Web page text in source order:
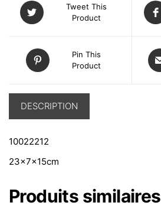
Tweet This
Product
Pin This
Product
DESCRIPTION
10022212
23x7x15cm
Produits similaires